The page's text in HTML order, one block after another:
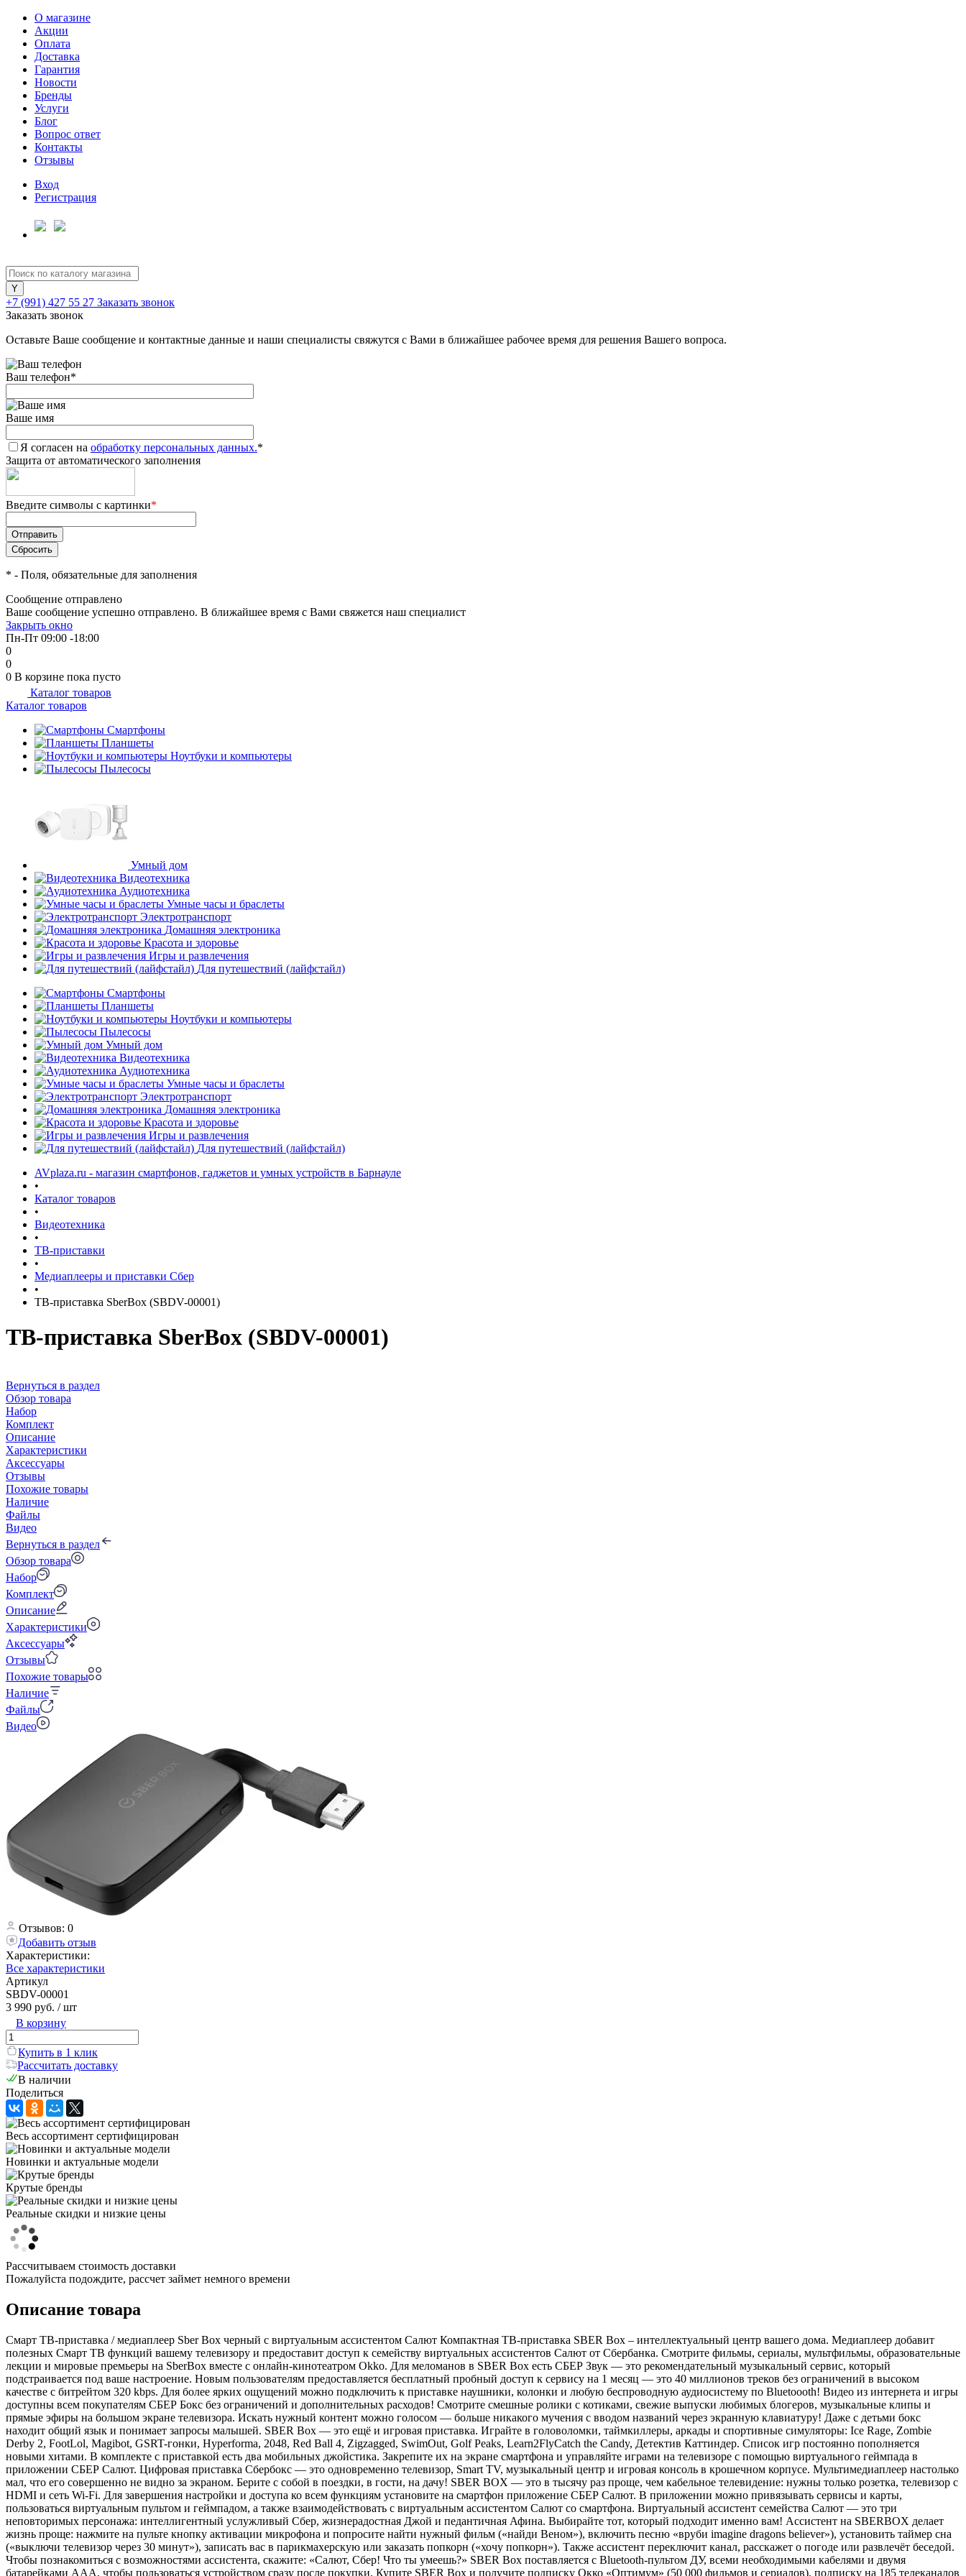
О магазине
Акции
Оплата
Доставка
Гарантия
Новости
Бренды
Услуги
Блог
Вопрос ответ
Контакты
Отзывы
Вход
Регистрация
+7 (991) 427 55 27 Заказать звонок
Заказать звонок
Оставьте Ваше сообщение и контактные данные и наши специалисты свяжутся с Вами в ближайшее рабочее время для решения Вашего вопроса.
Ваш телефон*
Ваше имя
Я согласен на обработку персональных данных.*
Защита от автоматического заполнения
Введите символы с картинки*
* - Поля, обязательные для заполнения
Сообщение отправлено
Ваше сообщение успешно отправлено. В ближайшее время с Вами свяжется наш специалист
Закрыть окно
Пн-Пт 09:00 -18:00
0
0
0 В корзине пока пусто
Каталог товаров
Каталог товаров
Смартфоны
Планшеты
Ноутбуки и компьютеры
Пылесосы
Умный дом
Видеотехника
Аудиотехника
Умные часы и браслеты
Электротранспорт
Домашняя электроника
Красота и здоровье
Игры и развлечения
Для путешествий (лайфстайл)
Смартфоны
Планшеты
Ноутбуки и компьютеры
Пылесосы
Умный дом
Видеотехника
Аудиотехника
Умные часы и браслеты
Электротранспорт
Домашняя электроника
Красота и здоровье
Игры и развлечения
Для путешествий (лайфстайл)
AVplaza.ru - магазин смартфонов, гаджетов и умных устройств в Барнауле
•
Каталог товаров
•
Видеотехника
•
ТВ-приставки
•
Медиаплееры и приставки Сбер
•
ТВ-приставка SberBox (SBDV-00001)
ТВ-приставка SberBox (SBDV-00001)
Вернуться в раздел
Обзор товара
Набор
Комплект
Описание
Характеристики
Аксессуары
Отзывы
Похожие товары
Наличие
Файлы
Видео
Вернуться в раздел
Обзор товара
Набор
Комплект
Описание
Характеристики
Аксессуары
Отзывы
Похожие товары
Наличие
Файлы
Видео
Отзывов: 0
Добавить отзыв
Характеристики:
Все характеристики
Артикул
SBDV-00001
3 990 руб. / шт
В корзину
Купить в 1 клик
Рассчитать доставку
В наличии
Поделиться
Весь ассортимент сертифицирован
Новинки и актуальные модели
Крутые бренды
Реальные скидки и низкие цены
Рассчитываем стоимость доставки
Пожалуйста подождите, рассчет займет немного времени
Описание товара
Смарт ТВ-приставка / медиаплеер Sber Box черный с виртуальным ассистентом Салют Компактная ТВ-приставка SBER Box – интеллектуальный центр вашего дома. Медиаплеер добавит
полезных Смарт ТВ функций вашему телевизору и предоставит доступ к семейству виртуальных ассистентов Салют от Сбербанка. Смотрите фильмы, сериалы, мультфильмы, образовательные
лекции и мировые премьеры на SberBox вместе с онлайн-кинотеатром Okko. Для меломанов в SBER Box есть СБЕР Звук — это рекомендательный музыкальный сервис, который
подстраивается под ваше настроение. Новым пользователям предоставляется бесплатный пробный доступ к сервису на 1 месяц — это 40 миллионов треков без ограничений в высоком
качестве с битрейтом 320 kbps. Для более ярких ощущений можно подключить к приставке наушники, колонки и любую беспроводную аудиосистему по Bluetoooth! Видео из интернета и игры
доступны всем покупателям СБЕР Бокс без ограничений и дополнительных расходов! Смотрите смешные ролики с котиками, свежие выпуски любимых блогеров, музыкальные клипы и
прямые эфиры на большом экране телевизора. Искать нужный контент можно голосом — больше никакого мучения с вводом названий через экранную клавиатуру! Даже с детьми бокс
находит общий язык и понимает запросы малышей. SBER Box — это ещё и игровая приставка. Играйте в головоломки, таймкиллеры, аркады и спортивные симуляторы: Ice Rage, Zombie
Derby 2, FootLol, Magibot, GSRT-гонки, Hyperforma, 2048, Red Ball 4, Zigzagged, SwimOut, Golf Peaks, Learn2FlyCatch the Candy, Детектив Каттиндер. Список игр постоянно пополняется
новыми хитами. В комплекте с приставкой есть два мобильных джойстика. Закрепите их на экране смартфона и управляйте играми на телевизоре с помощью виртуального геймпада в
приложении СБЕР Салют. Цифровая приставка Сбербокс — это одновременно телевизор, Smart TV, музыкальный центр и игровая консоль в крошечном корпусе. Мультимедиаплеер настолько
мал, что его совершенно не видно за экраном. Берите с собой в поездки, в гости, на дачу! SBER BOX — это в тысячу раз проще, чем кабельное телевидение: нужны только розетка, телевизор с
HDMI и сеть Wi-Fi. Для завершения настройки и доступа ко всем функциям установите на смартфон приложение СБЕР Салют. В приложении можно привязывать сервисы и карты,
пользоваться виртуальным пультом и геймпадом, а также взаимодействовать с виртуальным ассистентом Салют со смартфона. Виртуальный ассистент семейства Салют — это три
неповторимых персонажа: интеллигентный услужливый Сбер, жизнерадостная Джой и педантичная Афина. Выбирайте тот, который подходит именно вам! Ассистент на SBERBOX делает
жизнь проще: нажмите на пульте кнопку активации микрофона и попросите найти нужный фильм («найди Веном»), включить песню «вруби imagine dragons believer»), установить таймер сна
(«выключи телевизор через 30 минут»), записать вас в парикмахерскую или заказать попкорн («хочу попкорн»). Также ассистент переключит канал, расскажет о погоде или развлечёт беседой.
Чтобы познакомиться с возможностями ассистента, скажите: «Салют, Сбер! Что ты умеешь?» SBER Box поставляется с Bluetooth-пультом ДУ, всеми необходимыми кабелями и двумя
батарейками ААА, чтобы пользоваться устройством сразу после покупки. Купите SBER Box и получите подписку Окко «Оптимум» (50 000 фильмов и сериалов), подписку на 185 телеканалов
на частибез переплат
25% картой любого банка